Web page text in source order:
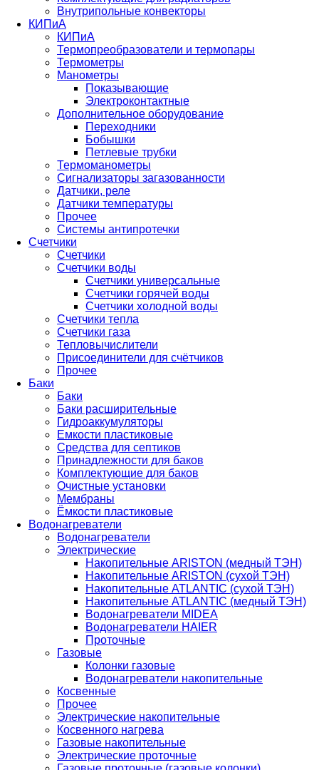
Внутрипольные конвекторы
КИПиА
КИПиА
Термопреобразователи и термопары
Термометры
Манометры
Показывающие
Электроконтактные
Дополнительное оборудование
Переходники
Бобышки
Петлевые трубки
Термоманометры
Сигнализаторы загазованности
Датчики, реле
Датчики температуры
Прочее
Системы антипротечки
Счетчики
Счетчики
Счетчики воды
Счетчики универсальные
Счетчики горячей воды
Счетчики холодной воды
Счетчики тепла
Счетчики газа
Тепловычислители
Присоединители для счётчиков
Прочее
Баки
Баки
Баки расширительные
Гидроаккумуляторы
Емкости пластиковые
Средства для септиков
Принадлежности для баков
Комплектующие для баков
Очистные установки
Мембраны
Ёмкости пластиковые
Водонагреватели
Водонагреватели
Электрические
Накопительные ARISTON (медный ТЭН)
Накопительные ARISTON (сухой ТЭН)
Накопительные ATLANTIC (сухой ТЭН)
Накопительные ATLANTIC (медный ТЭН)
Водонагреватели MIDEA
Водонагреватели HAIER
Проточные
Газовые
Колонки газовые
Водонагреватели накопительные
Косвенные
Прочее
Электрические накопительные
Косвенного нагрева
Газовые накопительные
Электрические проточные